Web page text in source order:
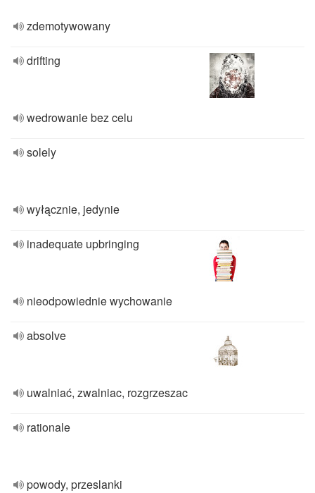
zdemotywowany
drifting
wedrowanie bez celu
solely
wyłącznie, jedynie
inadequate upbringing
nieodpowiednie wychowanie
absolve
uwalniać, zwalniac, rozgrzeszac
rationale
powody, przeslanki